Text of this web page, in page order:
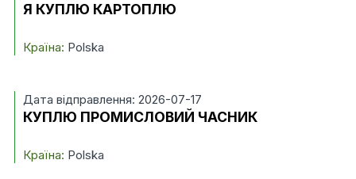
Я КУПЛЮ КАРТОПЛЮ
Країна: Polska
Дата відправлення: 2026-07-17
КУПЛЮ ПРОМИСЛОВИЙ ЧАСНИК
Країна: Polska